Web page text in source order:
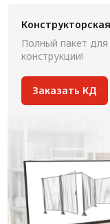
Полный пакет
конструкции!
Заказать КД